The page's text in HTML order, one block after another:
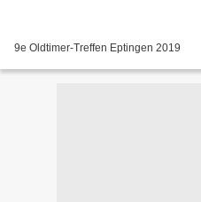
9e Oldtimer-Treffen Eptingen 2019